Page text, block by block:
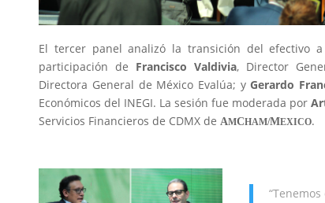
El tercer panel analizó la transición del efectivo
participación de Francisco Valdivia, Director
Directora General de México Evalúa; yGerardo
Económicos del INEGI. La sesión fue moderada por
Servicios Financieros de CDMX deAMCHAM/MEXICO.